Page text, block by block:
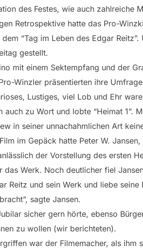
des Festes, wie auch zahlreiche
Retrospektive hatte das Pro-
“Tag im Leben des Edgar
gestellt.
mit einem Sektempfang und der
Winzler präsentierten ihre
Lustiges, viel Lob und Ehr
auch zu Wort und lobte “Heimat 1”.
in seiner unnachahmlichen Art
im Gepäck hatte Peter W.
der Vorstellung des ersten
das Werk. Noch deutlicher fiel
Reitz und sein Werk und liebe
sagte Jansen.
sicher gern hörte, ebenso
zu wollen (wir berichteten).
war der Filmemacher, als ihm